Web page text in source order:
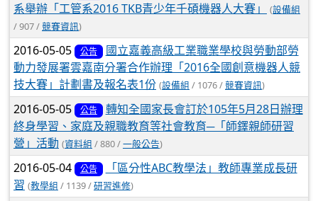
系舉辦「工管系2016 TKB青少年千碩機器人大賽」
(設備組
/ 907 /競賽資訊)
2016-05-05 公告
國立嘉義高級工業職業學校與勞動部勞
動力發展署雲嘉南分署合作辦理「2016全國創意機器人競
技大賽」計劃書及報名表1份 (設備組 / 1076 /競賽資訊)
2016-05-05 公告
轉知全國家長會訂於105年5月28日辦理
終身學習、家庭及親職教育等社會教育─「師鐸親師研習
營」活動 (資料組 / 880 /一般公告)
2016-05-04 公告
「區分性ABC教學法」教師專業成長研
習 (教學組 / 1139 /研習進修)